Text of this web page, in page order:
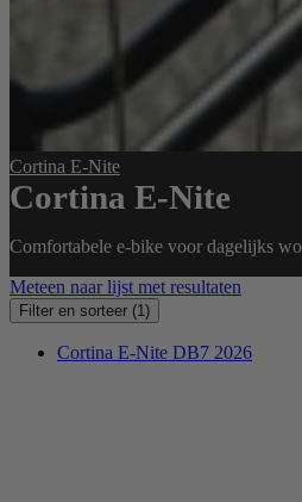
Cortina E-Nite
Cortina E-Nite
Comfortabele e-bike voor dagelijks
Meteen naar lijst met resultaten
Filter en sorteer (1)
Cortina E-Nite DB7 2026